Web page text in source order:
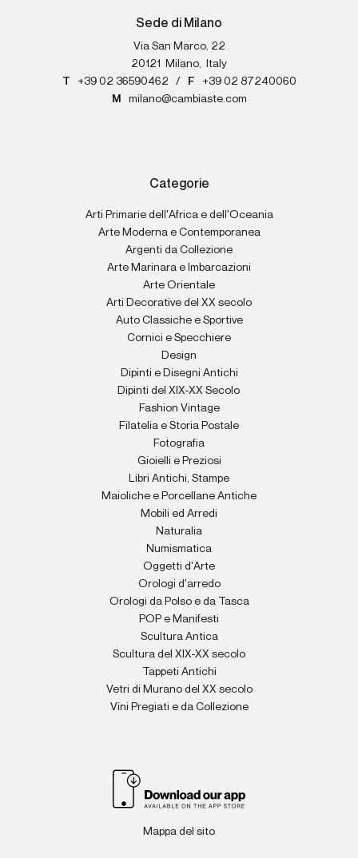
Sede di Milano
Via San Marco, 22
20121
Milano
Italy
T
+39 02 36590462 / F
+39 02 87240060
M
milano@cambiaste.com
Categorie
Arti Primarie dell'Africa e dell'Oceania
Arte Moderna e Contemporanea
Argenti da Collezione
Arte Marinara e Imbarcazioni
Arte Orientale
Arti Decorative del XX secolo
Auto Classiche e Sportive
Cornici e Specchiere
Design
Dipinti e Disegni Antichi
Dipinti del XIX-XX Secolo
Fashion Vintage
Filatelia e Storia Postale
Fotografia
Gioielli e Preziosi
Libri Antichi, Stampe
Maioliche e Porcellane Antiche
Mobili ed Arredi
Naturalia
Numismatica
Oggetti d'Arte
Orologi d'arredo
Orologi da Polso e da Tasca
POP e Manifesti
Scultura Antica
Scultura del XIX-XX secolo
Tappeti Antichi
Vetri di Murano del XX secolo
Vini Pregiati e da Collezione
Mappa del sito